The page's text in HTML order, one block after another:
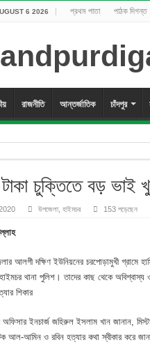
6 2026 প্রথম পাতা পাঠক দিগন্ত
রাজনীতি আন্তর্জাতিক চাঁদপুর
চুক্তিতে বড় ভাই
উপজেলা হাইমচর 153 পড়েছেন
আলগী দক্ষিণ ইউনিয়নের চরপোড়ামুখী গ্রামে
থানা পুলিশ। তাদের কাছ থেকে অবিশ্বাস্য
শিকার
অফিসার ইনচার্জ জহিরুল ইসলাম খান জানান,
আমিন ও রবিন হত্যার কথা স্বীকার করে